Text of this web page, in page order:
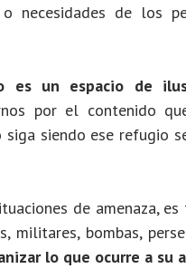
necesidades de los
es un espacio de
por el contenido
siendo ese refugio
de amenaza,
militares, bombas,
lo que ocurre a su